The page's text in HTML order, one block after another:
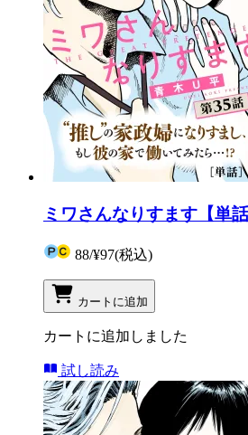
ミワさんなりすます【単
88/¥97(税込)
カートに追加
カートに追加しました
試し読み